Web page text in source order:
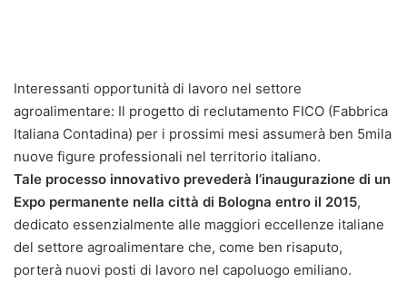
Interessanti opportunità di lavoro nel settore
agroalimentare: Il progetto di reclutamento FICO (Fabbrica
Italiana Contadina) per i prossimi mesi assumerà ben 5mila
nuove figure professionali nel territorio italiano.
Tale processo innovativo prevederà l’inaugurazione di un
Expo permanente nella città di Bologna entro il 2015,
dedicato essenzialmente alle maggiori eccellenze italiane
del settore agroalimentare che, come ben risaputo,
porterà nuovi posti di lavoro nel capoluogo emiliano.